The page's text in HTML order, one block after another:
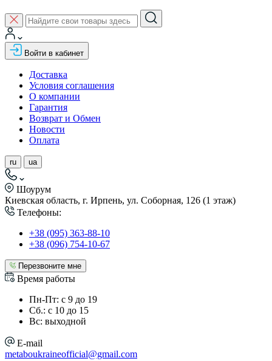
Войти в кабинет
Доставка
Условия соглашения
О компании
Гарантия
Возврат и Обмен
Новости
Оплата
ru ua
Шоурум
Киевская область, г. Ирпень, ул. Соборная, 126 (1 этаж)
Телефоны:
+38 (095) 363-88-10
+38 (096) 754-10-67
Перезвоните мне
Время работы
Пн-Пт: с 9 до 19
Сб.: с 10 до 15
Вс: выходной
E-mail
metaboukraineofficial@gmail.com